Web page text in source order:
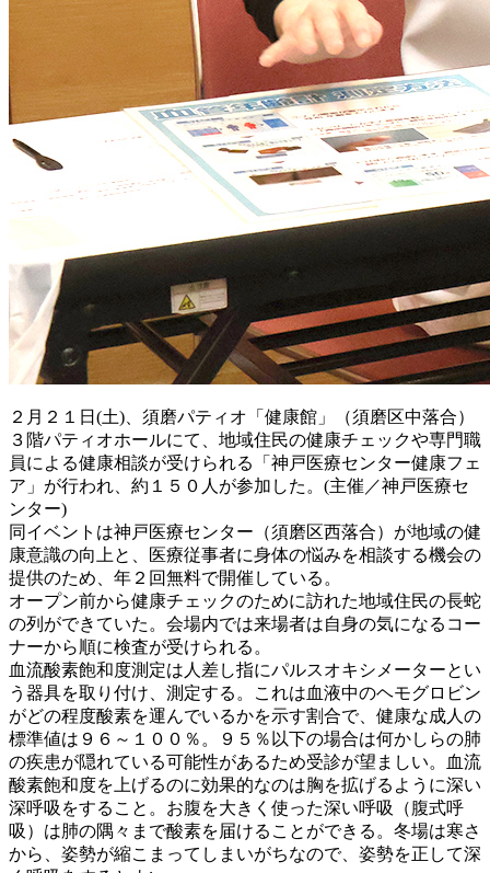
２月２１日(土)、須磨パティオ「健康館」（須磨区中落合）
３階パティオホールにて、地域住民の健康チェックや専門職
員による健康相談が受けられる「神戸医療センター健康フェ
ア」が行われ、約１５０人が参加した。(主催／神戸医療セ
ンター)
同イベントは神戸医療センター（須磨区西落合）が地域の健
康意識の向上と、医療従事者に身体の悩みを相談する機会の
提供のため、年２回無料で開催している。
オープン前から健康チェックのために訪れた地域住民の長蛇
の列ができていた。会場内では来場者は自身の気になるコー
ナーから順に検査が受けられる。
血流酸素飽和度測定は人差し指にパルスオキシメーターとい
う器具を取り付け、測定する。これは血液中のヘモグロビン
がどの程度酸素を運んでいるかを示す割合で、健康な成人の
標準値は９６～１００％。９５％以下の場合は何かしらの肺
の疾患が隠れている可能性があるため受診が望ましい。血流
酸素飽和度を上げるのに効果的なのは胸を拡げるように深い
深呼吸をすること。お腹を大きく使った深い呼吸（腹式呼
吸）は肺の隅々まで酸素を届けることができる。冬場は寒さ
から、姿勢が縮こまってしまいがちなので、姿勢を正して深